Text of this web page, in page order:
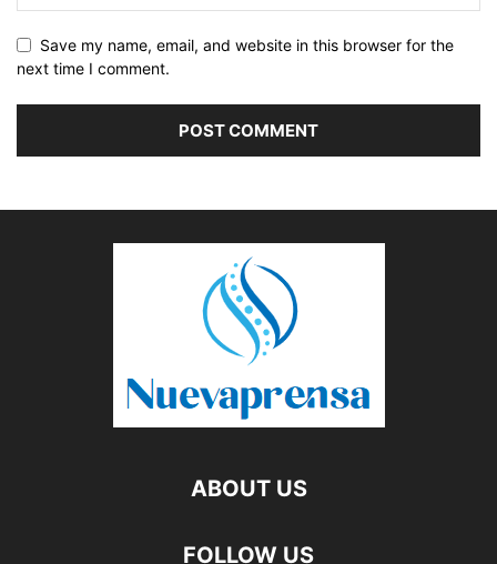
Save my name, email, and website in this browser for the
next time I comment.
ABOUT US
FOLLOW US